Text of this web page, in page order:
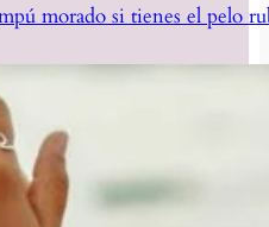
morado si tienes el pelo